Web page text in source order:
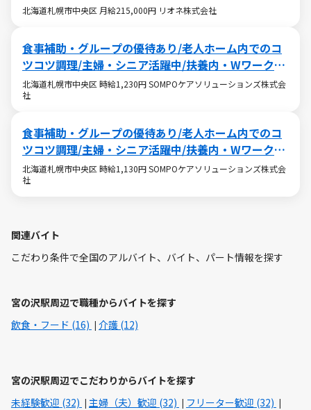
北海道札幌市中央区 月給215,000円 リオネ株式会社
食事補助・グループの優待あり/老人ホーム内でのコ
ツコツ調理/主婦・シニア活躍中/扶養内・Wワークも
OK
北海道札幌市中央区 時給1,230円 SOMPOケアソリューションズ株式会
社
食事補助・グループの優待あり/老人ホーム内でのコ
ツコツ調理/主婦・シニア活躍中/扶養内・Wワークも
OK
北海道札幌市中央区 時給1,130円 SOMPOケアソリューションズ株式会
社
関連バイト
こだわり条件で全国のアルバイト、バイト、パート情報を探す
宮の沢駅周辺で職種からバイトを探す
飲食・フード (16)
介護 (12)
宮の沢駅周辺でこだわりからバイトを探す
未経験歓迎 (32)
主婦（夫）歓迎 (32)
フリーター歓迎 (32)